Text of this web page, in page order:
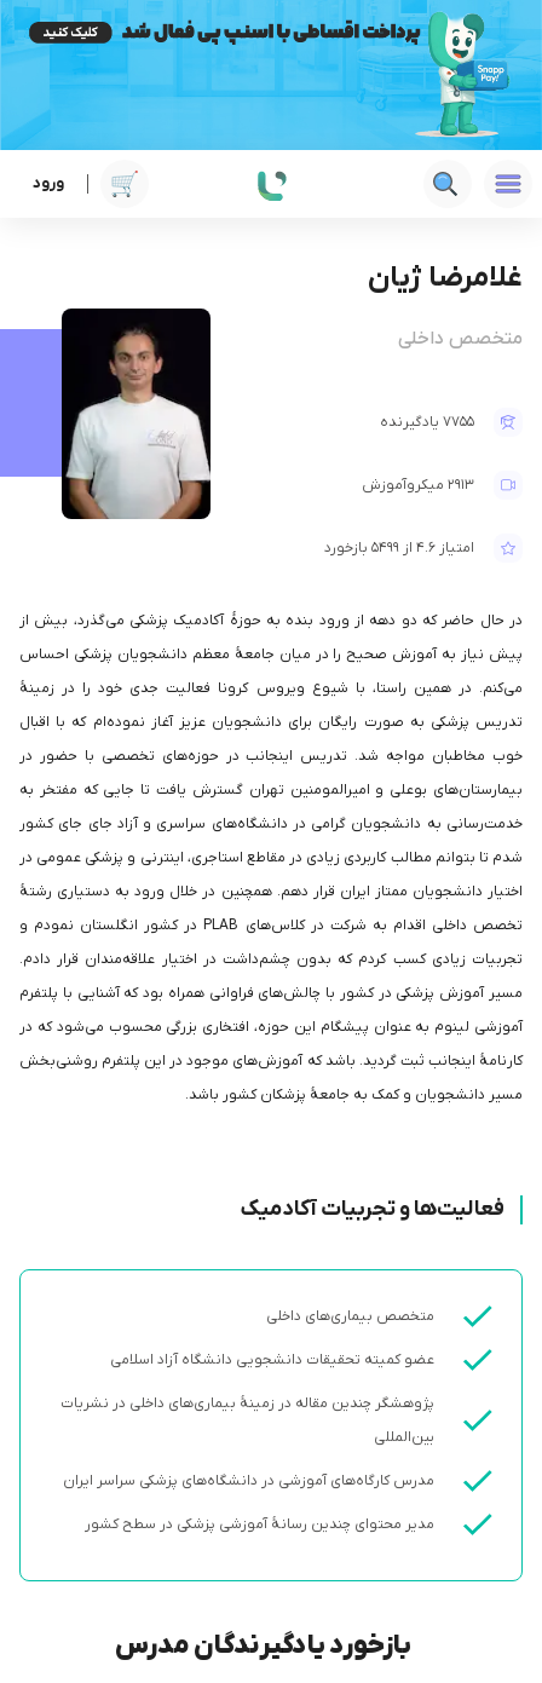
ورود
غلامرضا ژیان
متخصص داخلی
7755 یادگیرنده
2913 میکروآموزش
امتیاز 4.6 از 5499 بازخورد
در حال حاضر که دو دهه از ورود بنده به حوزۀ آکادمیک پزشکی می‌گذرد، بیش از
پیش نیاز به آموزش صحیح را در میان جامعۀ معظم دانشجویان پزشکی احساس
می‌کنم. در همین راستا، با شیوع ویروس کرونا فعالیت جدی خود را در زمینۀ
تدریس پزشکی به صورت رایگان برای دانشجویان عزیز آغاز نموده‌ام که با اقبال
خوب مخاطبان مواجه شد. تدریس اینجانب در حوزه‌های تخصصی با حضور در
بیمارستان‌های بوعلی و امیرالمومنین تهران گسترش یافت تا جایی که مفتخر به
خدمت‌رسانی به دانشجویان گرامی در دانشگاه‌های سراسری و آزاد جای جای کشور
شدم تا بتوانم مطالب کاربردی زیادی در مقاطع استاجری، اینترنی و پزشکی عمومی در
اختیار دانشجویان ممتاز ایران قرار دهم. همچنین در خلال ورود به دستیاری رشتۀ
تخصص داخلی اقدام به شرکت در کلاس‌های PLAB در کشور انگلستان نمودم و
تجربیات زیادی کسب کردم که بدون چشم‌داشت در اختیار علاقه‌مندان قرار دادم.
مسیر آموزش پزشکی در کشور با چالش‌های فراوانی همراه بود که آشنایی با پلتفرم
آموزشی لینوم به عنوان پیشگام این حوزه، افتخاری بزرگی محسوب می‌شود که در
کارنامۀ اینجانب ثبت گردید. باشد که آموزش‌های موجود در این پلتفرم روشنی‌بخش
مسیر دانشجویان و کمک به جامعۀ پزشکان کشور باشد.
فعالیت‌ها و تجربیات آکادمیک
متخصص بیماری‌های داخلی
عضو کمیته تحقیقات دانشجویی دانشگاه آزاد اسلامی
پژوهشگر چندین مقاله در زمینۀ بیماری‌های داخلی در نشریات
بین‌المللی
مدرس کارگاه‌های آموزشی در دانشگاه‌های پزشکی سراسر ایران
مدیر محتوای چندین رسانۀ آموزشی پزشکی در سطح کشور
بازخورد یادگیرندگان مدرس